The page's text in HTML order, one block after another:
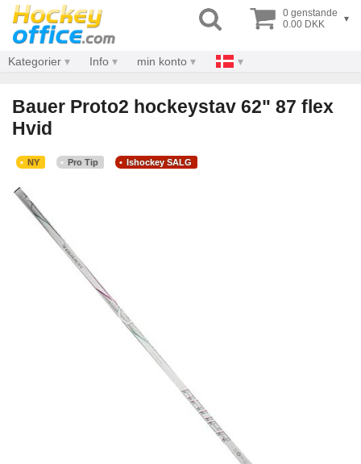
0 genstande
0.00 DKK
▾
Kategorier Info min konto
Bauer Proto2 hockeystav 62" 87 flex
Hvid
NY Pro Tip Ishockey SALG